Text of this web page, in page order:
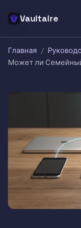
Vaultaire
Главная /
Может ли